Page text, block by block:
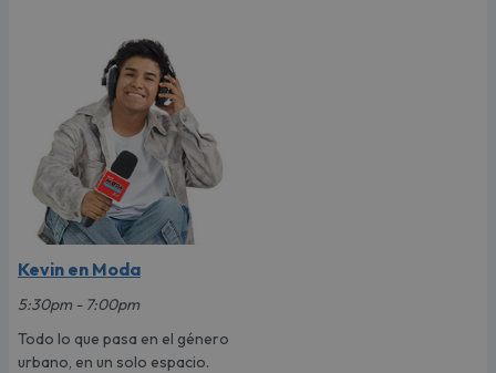
Kevin en Moda
5:30pm - 7:00pm
Todo lo que pasa en el género
urbano, en un solo espacio.